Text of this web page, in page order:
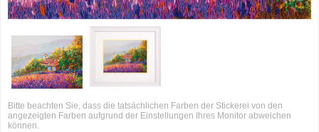
Bitte beachten Sie, dass die tatsächlichen Farben der Stickerei von den
angezeigten Farben aufgrund der Einstellungen Ihres Monitor abweichen
können.